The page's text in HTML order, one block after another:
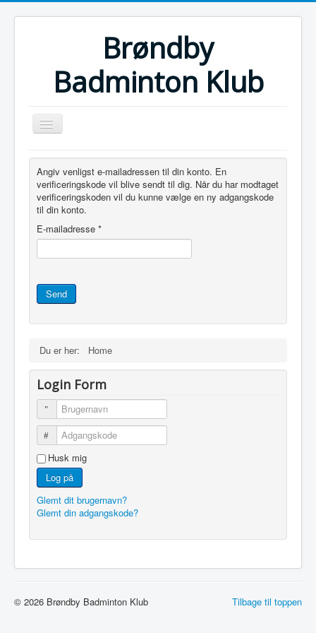
Brøndby
Badminton Klub
Forside
Klubben
Ungdom
BBKs Scrapbog
Angiv venligst e-mailadressen til din konto. En
verificeringskode vil blive sendt til dig. Når du har modtaget
verificeringskoden vil du kunne vælge en ny adgangskode
til din konto.
E-mailadresse *
Send
Du er her: Home
Login Form
Brugernavn
Adgangskode
Husk mig
Log på
Glemt dit brugernavn?
Glemt din adgangskode?
Tilbage til toppen
© 2026 Brøndby Badminton Klub